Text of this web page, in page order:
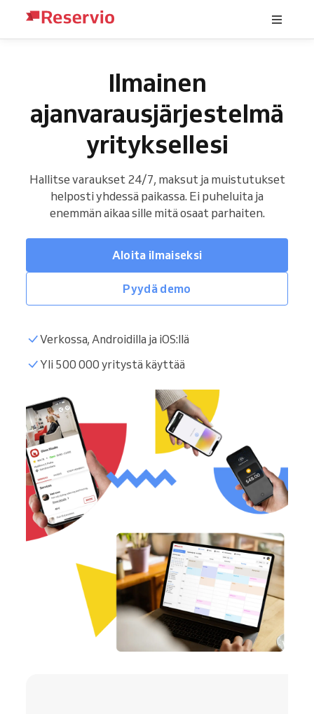
Ilmainen
ajanvarausjärjestelmä
yrityksellesi
Hallitse varaukset 24/7, maksut ja muistutukset
helposti yhdessä paikassa. Ei puheluita ja
enemmän aikaa sille mitä osaat parhaiten.
Aloita ilmaiseksi
Pyydä demo
Verkossa, Androidilla ja iOS:llä
Yli 500 000 yritystä käyttää